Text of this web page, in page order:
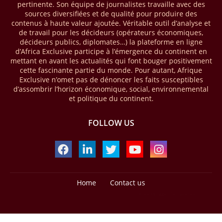
enregistré environ 74 % du nombre de transactions de Mobile money
répertoriées l’an passé dans le monde, avec environ 92 milliards de
transactions (+16 % par rapport à 2024) sur un total de 125 milliards
dans le monde.
28/03/26 AFRIQUE - ECONOMIE CREATIVE
Une rapport publié dernièrement par le Boston Consulting Group, et
intitulé « Africa Unleashed: Empowering Women in Creative Industries
», dresse un état des lieux saisissant de l'économie créative africaine
à la fois dynamique et structurellement négligé. Ce secteur,
les contenus numériques, représente aujourd'hui environ 59 milliards
représente moins de 3 % d'un marché mondial évalué à près de 2000
milliards USD. L'écart est vertigineux, mais il constitue aussi, selon le
exportations créatives pourraient atteindre 140 à 150 milliards USD,
pertinente. Son équipe de journalistes travaille avec des
sources diversifiées et de qualité pour produire des
contenus à haute valeur ajoutée. Véritable outil d’analyse et
de travail pour les décideurs (opérateurs économiques,
décideurs publics, diplomates…) la plateforme en ligne
d’Africa Exclusive participe à l’émergence du continent en
mettant en avant les actualités qui font bouger positivement
cette fascinante partie du monde. Pour autant, Afrique
Exclusive n’omet pas de dénoncer les faits susceptibles
d’assombrir l’horizon économique, social, environnemental
et politique du continent.
FOLLOW US
Home Contact us